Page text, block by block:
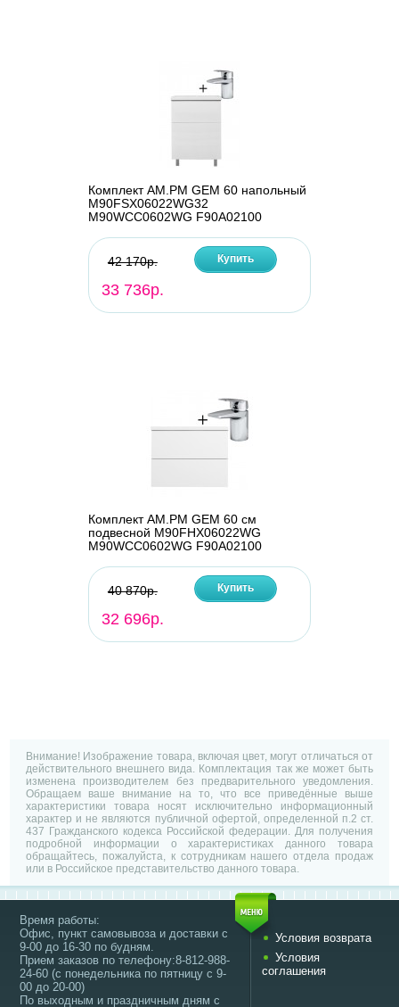
Комплект AM.PM GEM 60 напольный
M90FSX06022WG32
M90WCC0602WG F90A02100
42 170р.
33 736р.
Купить
Комплект AM.PM GEM 60 см
подвесной M90FHX06022WG
M90WCC0602WG F90A02100
40 870р.
32 696р.
Купить
Внимание! Изображение товара, включая цвет, могут отличаться от
действительного внешнего вида. Комплектация так же может быть
изменена производителем без предварительного уведомления.
Обращаем ваше внимание на то, что все приведённые выше
характеристики товара носят исключительно информационный
характер и не являются публичной офертой, определенной п.2 ст.
437 Гражданского кодекса Российской федерации. Для получения
подробной информации о характеристиках данного товара
обращайтесь, пожалуйста, к сотрудникам нашего отдела продаж
или в Российское представительство данного товара.
Время работы:
Офис, пункт самовывоза и доставки с
9-00 до 16-30 по будням.
Прием заказов по телефону:8-812-988-
24-60 (с понедельника по пятницу с 9-
00 до 20-00)
По выходным и праздничным дням с
Условия возврата
Условия
соглашения